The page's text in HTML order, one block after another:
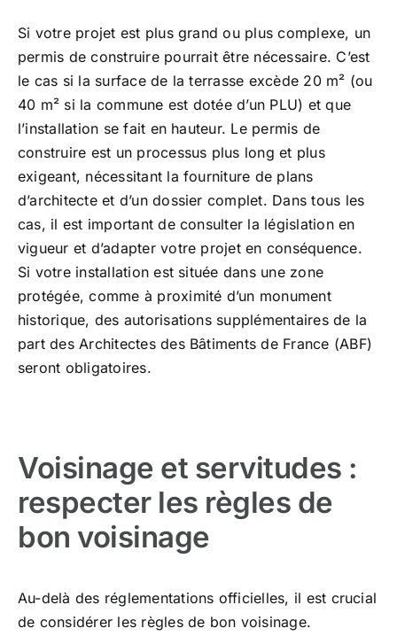
Si votre projet est plus grand ou plus complexe, un
permis de construire pourrait être nécessaire. C’est
le cas si la surface de la terrasse excède 20 m² (ou
40 m² si la commune est dotée d’un PLU) et que
l’installation se fait en hauteur. Le permis de
construire est un processus plus long et plus
exigeant, nécessitant la fourniture de plans
d’architecte et d’un dossier complet. Dans tous les
cas, il est important de consulter la législation en
vigueur et d’adapter votre projet en conséquence.
Si votre installation est située dans une zone
protégée, comme à proximité d’un monument
historique, des autorisations supplémentaires de la
part des Architectes des Bâtiments de France (ABF)
seront obligatoires.
Voisinage et servitudes :
respecter les règles de
bon voisinage
Au-delà des réglementations officielles, il est crucial
de considérer les règles de bon voisinage.